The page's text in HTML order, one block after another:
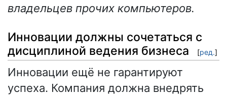
владельцев прочих компьютеров.
Инновации должны сочетаться с
дисциплиной ведения бизнеса
[ред.]
Инновации ещё не гарантируют
успеха. Компания должна внедрять